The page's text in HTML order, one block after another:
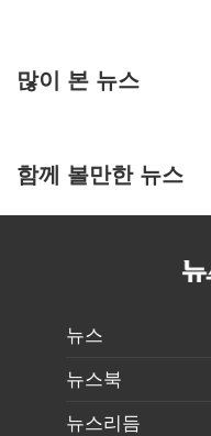
많이 본 뉴스
함께 볼만한 뉴스
뉴스
뉴스북
뉴스리듬